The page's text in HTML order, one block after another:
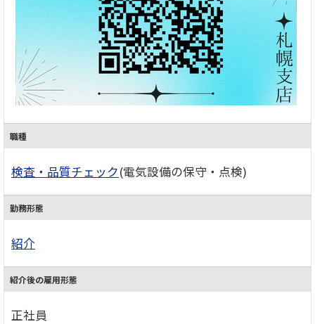
職種
検査・品質チェック(電気設備の保守・点検)
勤務形態
紹介
紹介後の雇用形態
正社員